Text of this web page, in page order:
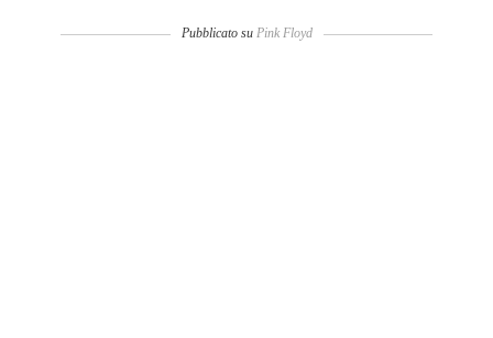
Pubblicato su Pink Floyd